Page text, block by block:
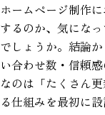
ホームページ制作
するのか、気にな
でしょうか。結論
い合わせ数・信頼
なのは「たくさん
る仕組みを最初に